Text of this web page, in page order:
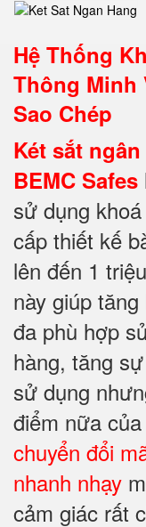
Hệ Thống
Thông Minh
Sao Chép
Két sắt
BEMC Safes
sử dụng
cấp thiết kế
lên đến 1
này giúp
đa phù hợp
hàng, tăng
sử dụng
điểm nữa
chuyển đổi
nhanh nhạy
cảm giác rất